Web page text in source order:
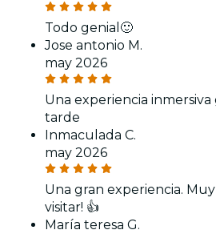
Todo genial🙂
Jose antonio M.
may 2026
Una experiencia
tarde
Inmaculada C.
may 2026
Una gran experiencia.
visitar! 👍
María teresa G.